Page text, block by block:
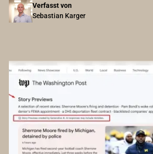
Verfasst von
Sebastian Karger